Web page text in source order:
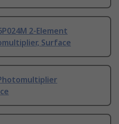
2-Element
Surface